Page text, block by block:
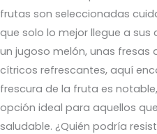
frutas son seleccionadas
que solo lo mejor llegue a sus
un jugoso melón, unas fresas
cítricos refrescantes, aquí
frescura de la fruta es
opción ideal para aquellos
saludable. ¿Quién podría